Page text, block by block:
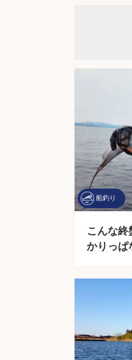
船釣り
こんな
かりっぱ